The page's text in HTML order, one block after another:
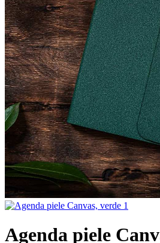
Agenda piele